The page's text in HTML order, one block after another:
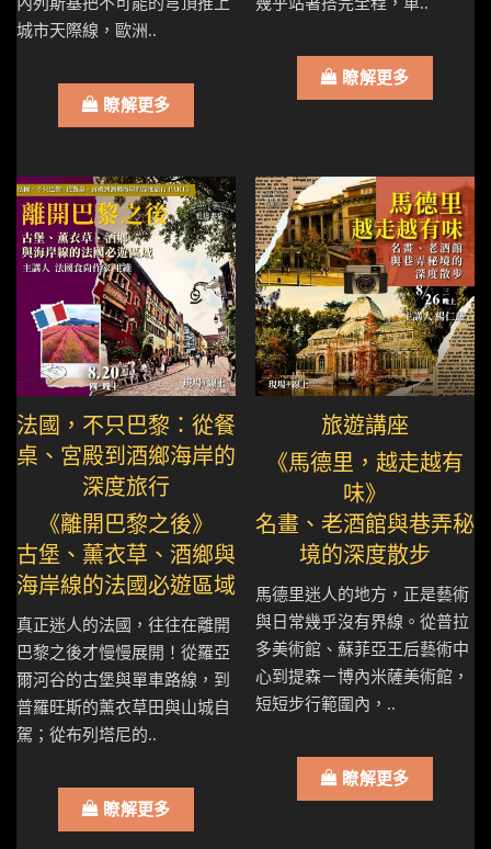
城市天際線，歐洲..
瞭解更多
瞭解更多
法國，不只巴黎：從餐
桌、宮殿到酒鄉海岸的
深度旅行
《離開巴黎之後》
古堡、薰衣草、酒鄉與
海岸線的法國必遊區域
真正迷人的法國，往往在離開
巴黎之後才慢慢展開！從羅亞
爾河谷的古堡與單車路線，到
普羅旺斯的薰衣草田與山城自
駕；從布列塔尼的..
瞭解更多
旅遊講座
《馬德里，越走越有
味》
名畫、老酒館與巷弄秘
境的深度散步
馬德里迷人的地方，正是藝術
與日常幾乎沒有界線。從普拉
多美術館、蘇菲亞王后藝術中
心到提森－博內米薩美術館，
短短步行範圍內，..
瞭解更多